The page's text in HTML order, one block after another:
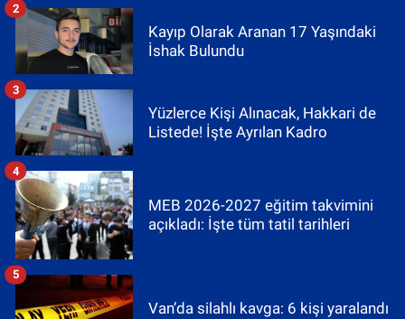
Kayıp Olarak Aranan 17 Yaşındaki
İshak Bulundu
2
Yüzlerce Kişi Alınacak, Hakkari de
Listede! İşte Ayrılan Kadro
3
MEB 2026-2027 eğitim takvimini
açıkladı: İşte tüm tatil tarihleri
4
Van’da silahlı kavga: 6 kişi yaralandı
5